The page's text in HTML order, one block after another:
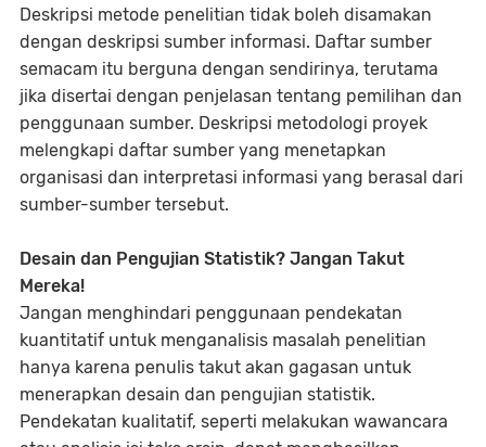
Deskripsi metode penelitian tidak boleh disamakan
dengan deskripsi sumber informasi. Daftar sumber
semacam itu berguna dengan sendirinya, terutama
jika disertai dengan penjelasan tentang pemilihan dan
penggunaan sumber. Deskripsi metodologi proyek
melengkapi daftar sumber yang menetapkan
organisasi dan interpretasi informasi yang berasal dari
sumber-sumber tersebut.
Desain dan Pengujian Statistik? Jangan Takut
Mereka!
Jangan menghindari penggunaan pendekatan
kuantitatif untuk menganalisis masalah penelitian
hanya karena penulis takut akan gagasan untuk
menerapkan desain dan pengujian statistik.
Pendekatan kualitatif, seperti melakukan wawancara